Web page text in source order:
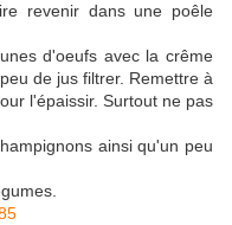
revenir dans une poêle
d'oeufs avec la crême
de jus filtrer. Remettre à
l'épaissir. Surtout ne pas
ainsi qu'un peu